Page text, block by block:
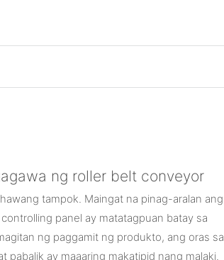
ng roller belt conveyor
tampok. Maingat na pinag-aralan
panel ay matatagpuan batay sa
ng paggamit ng produkto, ang oras sa
pabalik ay maaaring makatipid nang malaki.